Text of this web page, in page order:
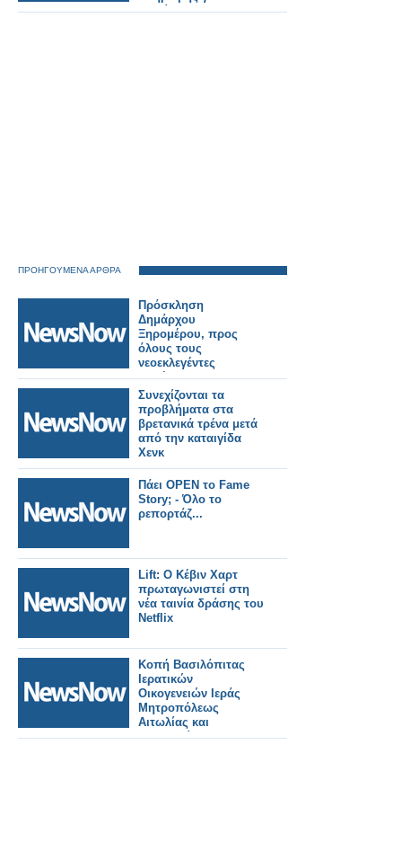
Ταμεία.
ΠΡΟΗΓΟΥΜΕΝΑ ΑΡΘΡΑ
Πρόσκληση
Δημάρχου
Ξηρομέρου, προς
όλους τους
νεοεκλεγέντες
Προέδρους των
Κοινοτήτων.
Συνεχίζονται τα
προβλήματα στα
βρετανικά τρένα μετά
από την καταιγίδα
Χενκ
Πάει OPEN το Fame
Story; - Όλο το
ρεπορτάζ...
Lift: Ο Κέβιν Χαρτ
πρωταγωνιστεί στη
νέα ταινία δράσης του
Netflix
Κοπή Βασιλόπιτας
Ιερατικών
Οικογενειών Ιεράς
Μητροπόλεως
Αιτωλίας και
Ακαρνανίας.